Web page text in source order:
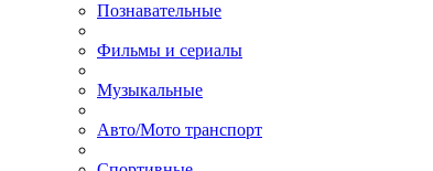
Познавательные
Фильмы и сериалы
Музыкальные
Авто/Мото транспорт